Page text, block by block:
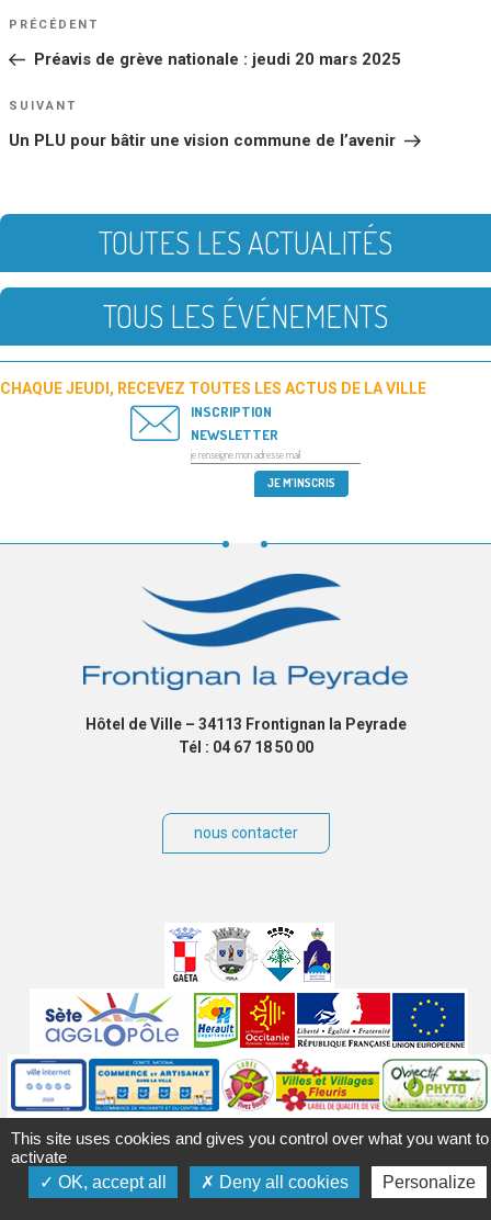
NAVIGATION
DE
Article
PRÉCÉDENT
Préavis de grève nationale : jeudi 20 mars 2025
Article
SUIVANT
Un PLU pour bâtir une vision commune de l’avenir
TOUTES LES ACTUALITÉS
TOUS LES ÉVÉNEMENTS
CHAQUE JEUDI, RECEVEZ TOUTES LES ACTUS DE LA VILLE
INSCRIPTION
NEWSLETTER
Hôtel de Ville – 34113 Frontignan la Peyrade
Tél : 04 67 18 50 00
nous contacter
partenaires
Labels
Autres
This site uses cookies and gives you control over what you want to
activate
OK, accept all
Deny all cookies Personalize